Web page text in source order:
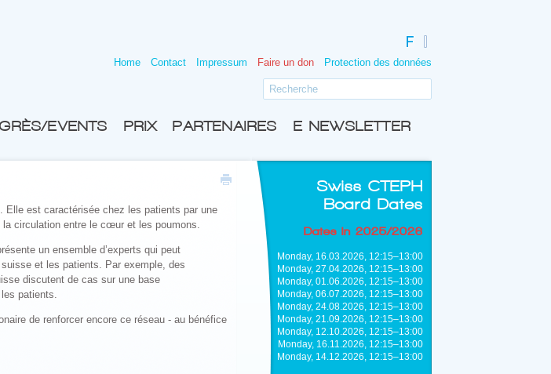
Home Contact Impressum Faire un don Protection des données
EVENTS PRIX PARTENAIRES E-NEWSLETTER
Swiss CTEPH
Board Dates
Dates in 2025/2026
Monday, 16.03.2026, 12:15–13:00
Monday, 27.04.2026, 12:15–13:00
Monday, 01.06.2026, 12:15–13:00
Monday, 06.07.2026, 12:15–13:00
Monday, 24.08.2026, 12:15–13:00
Monday, 21.09.2026, 12:15–13:00
Monday, 12.10.2026, 12:15–13:00
Monday, 16.11.2026, 12:15–13:00
Monday, 14.12.2026, 12:15–13:00
Elle est caractérisée chez les patients par une
la circulation entre le cœur et les poumons.
un ensemble d’experts qui peut
et les patients. Par exemple, des
discutent de cas sur une base
patients.
de renforcer encore ce réseau - au bénéfice